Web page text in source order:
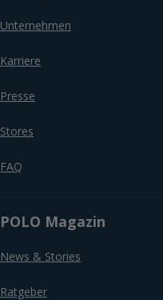
Unternehmen
Karriere
Presse
Stores
FAQ
POLO Magazin
News & Stories
Ratgeber